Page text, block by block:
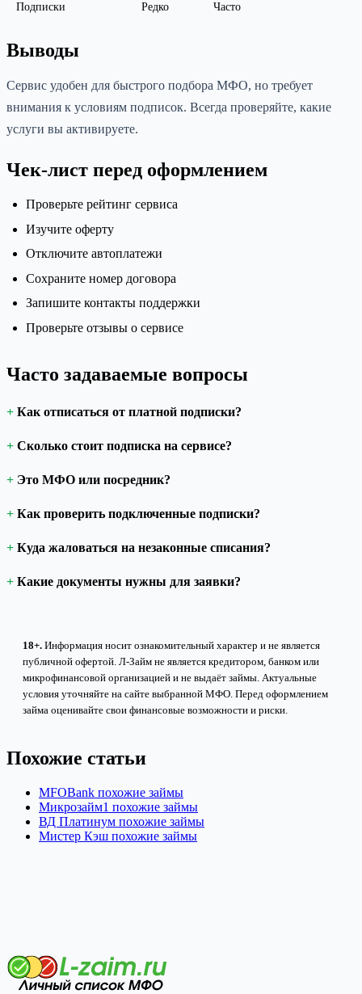
Подписки Редко Часто
Выводы
Сервис удобен для быстрого подбора МФО, но требует
внимания к условиям подписок. Всегда проверяйте, какие
услуги вы активируете.
Чек-лист перед оформлением
Проверьте рейтинг сервиса
Изучите оферту
Отключите автоплатежи
Сохраните номер договора
Запишите контакты поддержки
Проверьте отзывы о сервисе
Часто задаваемые вопросы
Как отписаться от платной подписки?
Сколько стоит подписка на сервисе?
Это МФО или посредник?
Как проверить подключенные подписки?
Куда жаловаться на незаконные списания?
Какие документы нужны для заявки?
18+. Информация носит ознакомительный характер и не является
публичной офертой. Л-Займ не является кредитором, банком или
микрофинансовой организацией и не выдаёт займы. Актуальные
условия уточняйте на сайте выбранной МФО. Перед оформлением
займа оценивайте свои финансовые возможности и риски.
Похожие статьи
MFOBank похожие займы
Микрозайм1 похожие займы
ВД Платинум похожие займы
Мистер Кэш похожие займы